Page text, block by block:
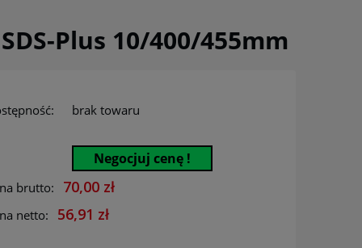
Plus 10/400/455mm
brak towaru
Negocjuj cenę !
brutto: 70,00 zł
netto: 56,91 zł